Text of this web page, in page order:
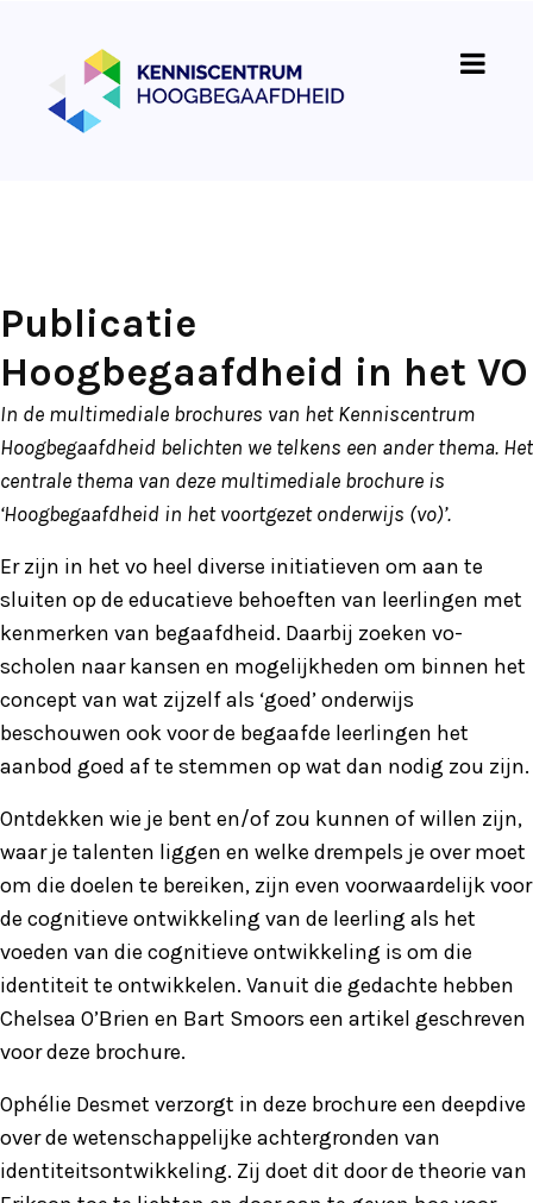
Publicatie
Hoogbegaafdheid in het VO
In de multimediale brochures van het Kenniscentrum
Hoogbegaafdheid belichten we telkens een ander thema. Het
centrale thema van deze multimediale brochure is
‘Hoogbegaafdheid in het voortgezet onderwijs (vo)’.
Er zijn in het vo heel diverse initiatieven om aan te
sluiten op de educatieve behoeften van leerlingen met
kenmerken van begaafdheid. Daarbij zoeken vo-
scholen naar kansen en mogelijkheden om binnen het
concept van wat zijzelf als ‘goed’ onderwijs
beschouwen ook voor de begaafde leerlingen het
aanbod goed af te stemmen op wat dan nodig zou zijn.
Ontdekken wie je bent en/of zou kunnen of willen zijn,
waar je talenten liggen en welke drempels je over moet
om die doelen te bereiken, zijn even voorwaardelijk voor
de cognitieve ontwikkeling van de leerling als het
voeden van die cognitieve ontwikkeling is om die
identiteit te ontwikkelen. Vanuit die gedachte hebben
Chelsea O’Brien en Bart Smoors een artikel geschreven
voor deze brochure.
Ophélie Desmet verzorgt in deze brochure een deepdive
over de wetenschappelijke achtergronden van
identiteitsontwikkeling. Zij doet dit door de theorie van